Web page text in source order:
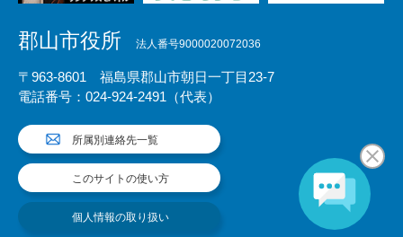
郡山市役所 法人番号9000020072036
〒963-8601 福島県郡山市朝日一丁目23-7
電話番号：024-924-2491（代表）
所属別連絡先一覧
このサイトの使い方
個人情報の取り扱い